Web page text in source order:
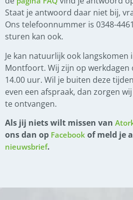
Staat je antwoord daar niet bij,
Ons telefoonnummer is 0348-
sturen kan ook.
Je kan natuurlijk ook langskomen
Montfoort. Wij zijn op werkdagen
14.00 uur. Wil je buiten deze
even een afspraak, dan zorgen
te ontvangen.
Als jij niets wilt missen van
ons dan op Facebook of meld je
nieuwsbrief.